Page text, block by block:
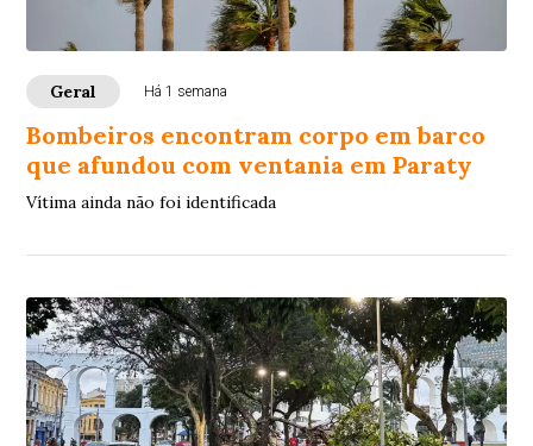
Geral Há 1 semana
Bombeiros encontram corpo em barco
que afundou com ventania em Paraty
Vítima ainda não foi identificada